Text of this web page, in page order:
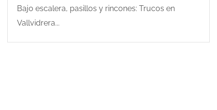
Bajo escalera, pasillos y rincones: Trucos en
Vallvidrera...